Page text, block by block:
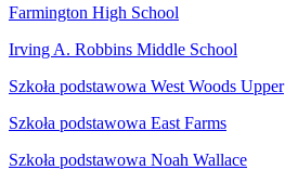
Farmington High School
Irving A. Robbins Middle School
Szkoła podstawowa West Woods Upper
Szkoła podstawowa East Farms
Szkoła podstawowa Noah Wallace